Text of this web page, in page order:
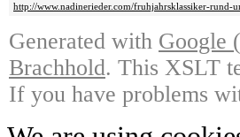
http://www.nadinerieder.com/fruhjahrsklassiker-rund-
Generated with Google
Brachhold. This XSLT
If you have problems